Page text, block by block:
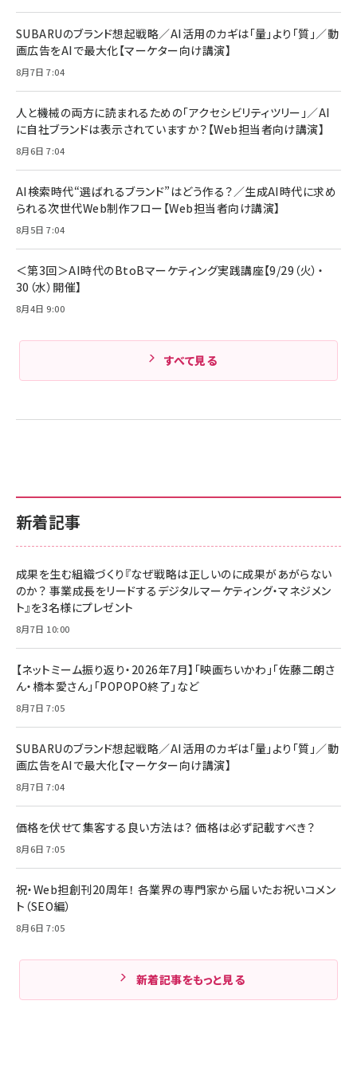
￥880
ママ投資家が育休中に１億貯めた株式投資
組織の成果を最大化する ルールのデザイン
￥1,980
Amazonランキングをもっと見る
￥6,980
全ワイヤレスイヤホン/アクティブノイズキャンセリ
技術基準適合】ブラック
￥5,990
ケーブル Anker絡まないケーブル 240W 結束バン
ド付き USB PD対応 シリコン素材採用 iPhone
17 / 16 / 15 / Galaxy iPad Pro MacBook
Pro/Air 各種対応 (1.8m ミッドナイトブラック)
￥1,890
Pro/Air 各種対応 (1.8m ミッドナイトブラック)
￥1,890
サッポロ 生ビール 黒ラベル 350ml 缶 24本 ビー
ル ケース買い【6/30応募〆切! 黒ラベルビヤセラー
￥4,857
新着記事
成果を生む組織づくり『なぜ戦略は正しいのに成果があがらない
のか？ 事業成長をリードするデジタルマーケティング・マネジメン
ト』を3名様にプレゼント
8月7日 10:00
【ネットミーム振り返り・2026年7月】「映画ちいかわ」「佐藤二朗さ
ん・橋本愛さん」「POPOPO終了」など
8月7日 7:05
SUBARUのブランド想起戦略／AI活用のカギは「量」より「質」／動
画広告をAIで最大化【マーケター向け講演】
8月7日 7:04
価格を伏せて集客する良い方法は？ 価格は必ず記載すべき？
8月6日 7:05
祝・Web担創刊20周年！ 各業界の専門家から届いたお祝いコメン
ト（SEO編）
8月6日 7:05
新着記事をもっと見る
SUBARUのブランド想起戦略／AI活用のカギは「量」より「質」／動
画広告をAIで最大化【マーケター向け講演】
8月7日 7:04
人と機械の両方に読まれるための「アクセシビリティツリー」／AI
に自社ブランドは表示されていますか？【Web担当者向け講演】
8月6日 7:04
AI検索時代“選ばれるブランド”はどう作る？／生成AI時代に求め
られる次世代Web制作フロー【Web担当者向け講演】
8月5日 7:04
＜第3回＞AI時代のBtoBマーケティング実践講座【9/29（火）・
30（水）開催】
8月4日 9:00
すべて見る